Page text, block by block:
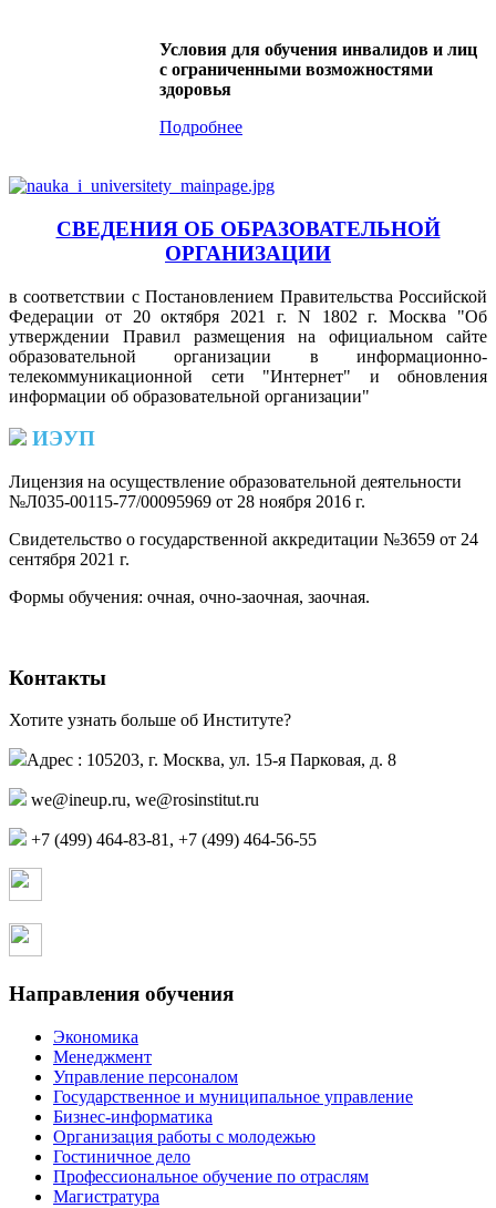
Условия для обучения инвалидов и лиц
с ограниченными возможностями
здоровья
Подробнее
СВЕДЕНИЯ ОБ ОБРАЗОВАТЕЛЬНОЙ
ОРГАНИЗАЦИИ
в соответствии с Постановлением Правительства Российской
Федерации от 20 октября 2021 г. N 1802 г. Москва "Об
утверждении Правил размещения на официальном сайте
образовательной организации в информационно-
телекоммуникационной сети "Интернет" и обновления
информации об образовательной организации"
ИЭУП
Лицензия на осуществление образовательной деятельности
№Л035-00115-77/00095969 от 28 ноября 2016 г.
Свидетельство о государственной аккредитации №3659 от 24
сентября 2021 г.
Формы обучения: очная, очно-заочная, заочная.
Контакты
Хотите узнать больше об Институте?
Адрес : 105203, г. Москва, ул. 15-я Парковая, д. 8
,
+7 (499) 464-83-81, +7 (499) 464-56-55
Направления обучения
Экономика
Менеджмент
Управление персоналом
Государственное и муниципальное управление
Бизнес-информатика
Организация работы с молодежью
Гостиничное дело
Профессиональное обучение по отраслям
Магистратура